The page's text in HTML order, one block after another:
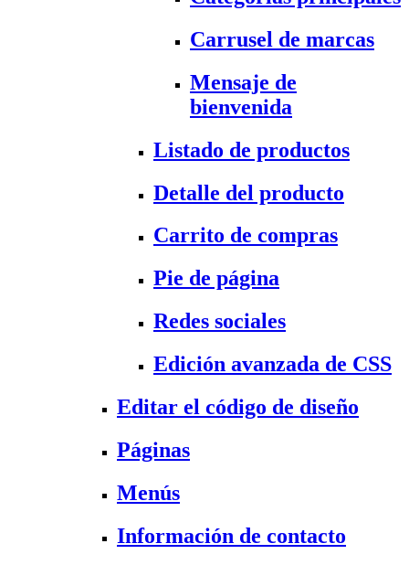
Carrusel de marcas
Mensaje de
bienvenida
Listado de productos
Detalle del producto
Carrito de compras
Pie de página
Redes sociales
Edición avanzada de CSS
Editar el código de diseño
Páginas
Menús
Información de contacto